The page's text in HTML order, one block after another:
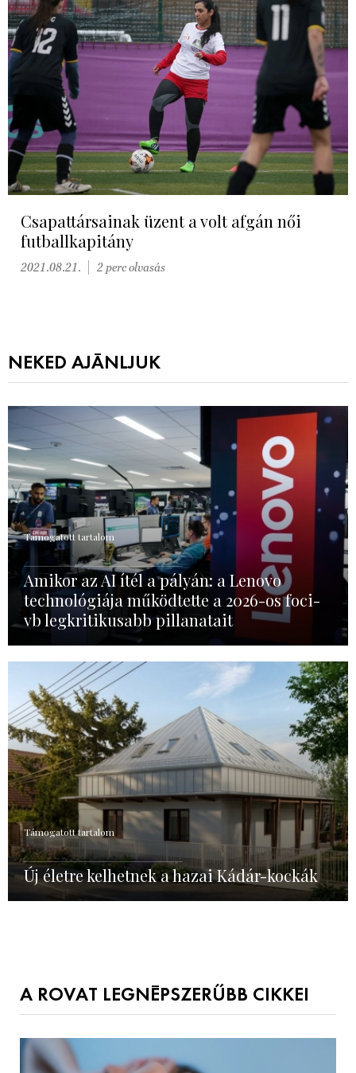
Csapattársainak üzent a volt afgán női
futballkapitány
2021.08.21. 2 perc olvasás
NEKED AJÁNLJUK
Támogatott tartalom
Amikor az AI ítél a pályán: a Lenovo
technológiája működtette a 2026-os foci-
vb legkritikusabb pillanatait
Támogatott tartalom
Új életre kelhetnek a hazai Kádár-kockák
A ROVAT LEGNÉPSZERŰBB CIKKEI